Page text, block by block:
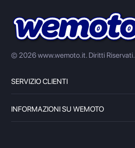
© 2026 www.wemoto.it. Diritti Riservati.
SERVIZIO CLIENTI
INFORMAZIONI SU WEMOTO